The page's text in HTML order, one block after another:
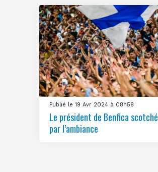
Publié le 19 Avr 2024 à 08h58
Le président de Benfica scotché
par l’ambiance